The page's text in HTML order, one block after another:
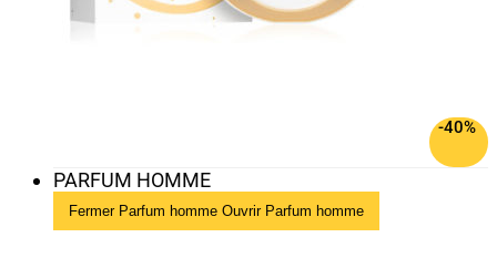
-40%
PARFUM HOMME
Fermer Parfum homme Ouvrir Parfum homme